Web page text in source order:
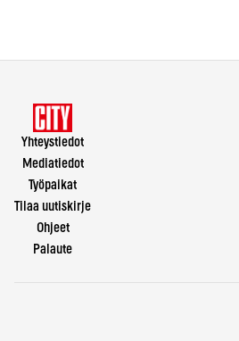
Yhteystiedot
Mediatiedot
Työpaikat
Tilaa uutiskirje
Ohjeet
Palaute